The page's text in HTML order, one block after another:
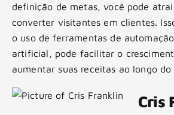
definição de metas, você pode
converter visitantes em clientes.
o uso de ferramentas de
artificial, pode facilitar o
aumentar suas receitas ao longo do
Cris